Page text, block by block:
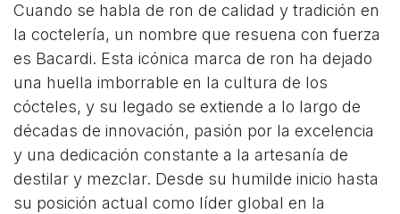
Cuando se habla de ron de calidad y tradición en
la coctelería, un nombre que resuena con fuerza
es Bacardi. Esta icónica marca de ron ha dejado
una huella imborrable en la cultura de los
cócteles, y su legado se extiende a lo largo de
décadas de innovación, pasión por la excelencia
y una dedicación constante a la artesanía de
destilar y mezclar. Desde su humilde inicio hasta
su posición actual como líder global en la